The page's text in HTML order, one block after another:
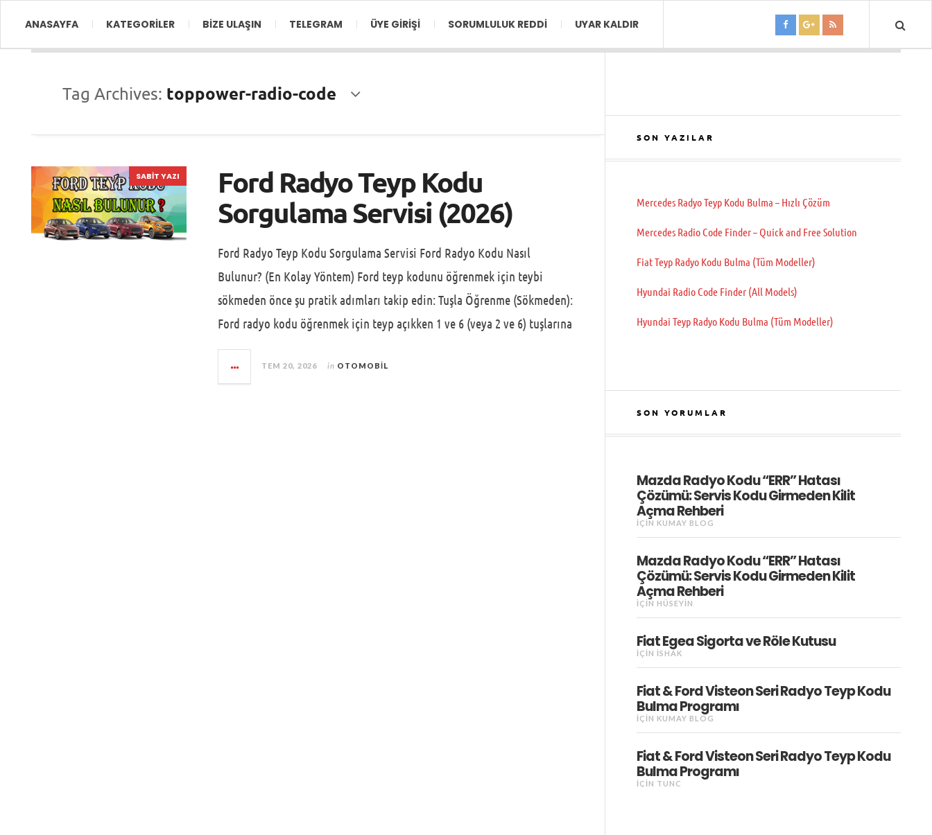
ANASAYFA KATEGORİLER BİZE ULAŞIN TELEGRAM ÜYE GIRIŞI SORUMLULUK REDDI UYAR KALDIR
Tag Archives: toppower-radio-code
SABIT YAZI
Ford Radyo Teyp Kodu
Sorgulama Servisi (2026)
Ford Radyo Teyp Kodu Sorgulama Servisi Ford Radyo Kodu Nasıl
Bulunur? (En Kolay Yöntem) Ford teyp kodunu öğrenmek için teybi
sökmeden önce şu pratik adımları takip edin: Tuşla Öğrenme (Sökmeden):
Ford radyo kodu öğrenmek için teyp açıkken 1 ve 6 (veya 2 ve 6) tuşlarına
TEM 20, 2026 in OTOMOBIL
SON YAZILAR
Mercedes Radyo Teyp Kodu Bulma – Hızlı Çözüm
Mercedes Radio Code Finder – Quick and Free Solution
Fiat Teyp Radyo Kodu Bulma (Tüm Modeller)
Hyundai Radio Code Finder (All Models)
Hyundai Teyp Radyo Kodu Bulma (Tüm Modeller)
SON YORUMLAR
Mazda Radyo Kodu “ERR” Hatası
Çözümü: Servis Kodu Girmeden Kilit
Açma Rehberi
IÇIN KUMAY BLOG
Mazda Radyo Kodu “ERR” Hatası
Çözümü: Servis Kodu Girmeden Kilit
Açma Rehberi
IÇIN HÜSEYIN
Fiat Egea Sigorta ve Röle Kutusu
IÇIN İSHAK
Fiat & Ford Visteon Seri Radyo Teyp Kodu
Bulma Programı
IÇIN KUMAY BLOG
Fiat & Ford Visteon Seri Radyo Teyp Kodu
Bulma Programı
IÇIN TUNC